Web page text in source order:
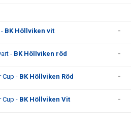
BK Höllviken vit -
- BK Höllviken röd -
Cup - BK Höllviken Röd -
Cup - BK Höllviken Vit -